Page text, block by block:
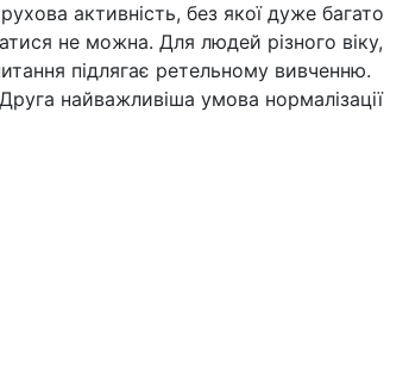
активність, без якої дуже багато
не можна. Для людей різного віку,
підлягає ретельному вивченню.
найважливіша умова нормалізації